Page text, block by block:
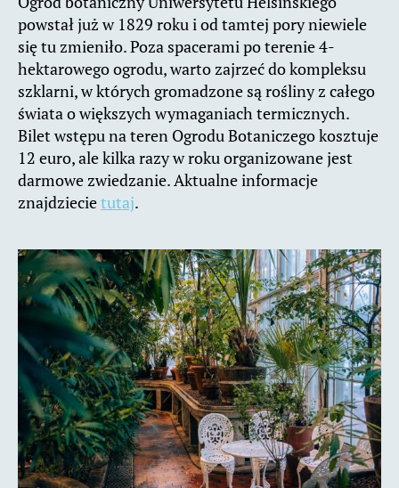
powstał już w 1829 roku i od tamtej pory niewiele
się tu zmieniło. Poza spacerami po terenie 4-
hektarowego ogrodu, warto zajrzeć do kompleksu
szklarni, w których gromadzone są rośliny z całego
świata o większych wymaganiach termicznych.
Bilet wstępu na teren Ogrodu Botaniczego kosztuje
12 euro, ale kilka razy w roku organizowane jest
darmowe zwiedzanie. Aktualne informacje
znajdziecietutaj.